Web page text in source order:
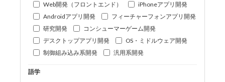
Web開発（フロントエンド）
iPhoneアプリ開発
Androidアプリ開発
フィーチャーフォンアプリ開発
研究開発
コンシューマーゲーム開発
デスクトップアプリ開発
OS・ミドルウェア開発
制御組み込み系開発
汎用系開発
語学